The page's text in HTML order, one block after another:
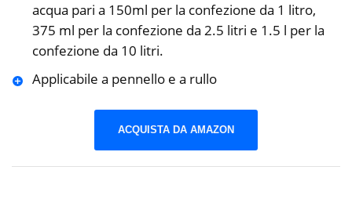
acqua pari a 150ml per la confezione da 1 litro,
375 ml per la confezione da 2.5 litri e 1.5 l per la
confezione da 10 litri.
Applicabile a pennello e a rullo
ACQUISTA DA AMAZON